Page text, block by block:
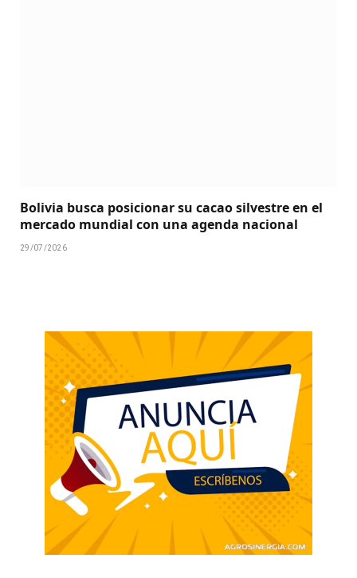
Bolivia busca posicionar su cacao silvestre en el
mercado mundial con una agenda nacional
29/07/2026